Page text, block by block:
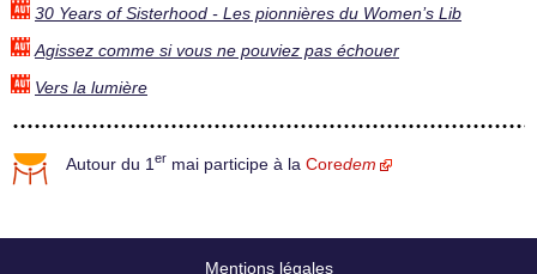
30 Years of Sisterhood - Les pionnières du Women’s Lib
Agissez comme si vous ne pouviez pas échouer
Vers la lumière
Autour du 1 er mai participe à la Coredem
Mentions légales